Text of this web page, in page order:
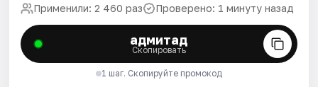
Применили: 2 460 раз Проверено: 1 минуту назад
адмитад
Скопировать
1 шаг. Скопируйте промокод